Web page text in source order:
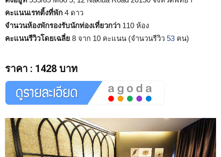
คะแนนเรทติ้งที่พัก 4 ดาว
จำนวนห้องพักรองรับนักท่องเที่ยวกว่า 110 ห้อง
คะแนนรีวิวโดยเฉลี่ย 8 จาก 10 คะแนน (จำนวนรีวิว 53 คน)
ราคา : 1428 บาท